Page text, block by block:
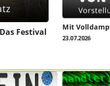
Festival
Mit
23.07.2026